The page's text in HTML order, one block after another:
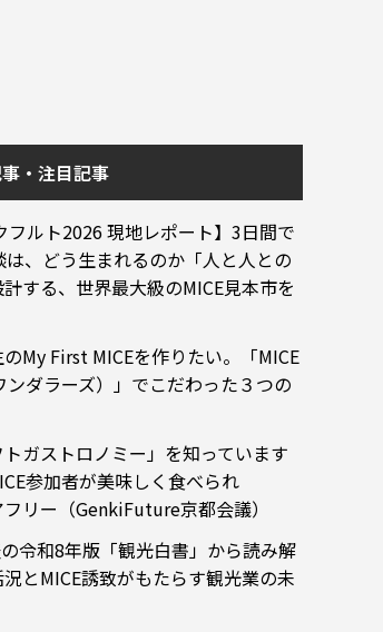
・注目記事
フルト2026 現地レポート】3日間で
、どう生まれるのか「人と人との
する、世界最大級のMICE見本市を
のMy First MICEを作りたい。「MICE
ンダラーズ）」でこだわった３つの
トガストロノミー」を知っています
参加者が美味しく食べられ
リー（GenkiFuture京都会議）
令和8年版「観光白書」から読み解
とMICE誘致がもたらす観光業の未